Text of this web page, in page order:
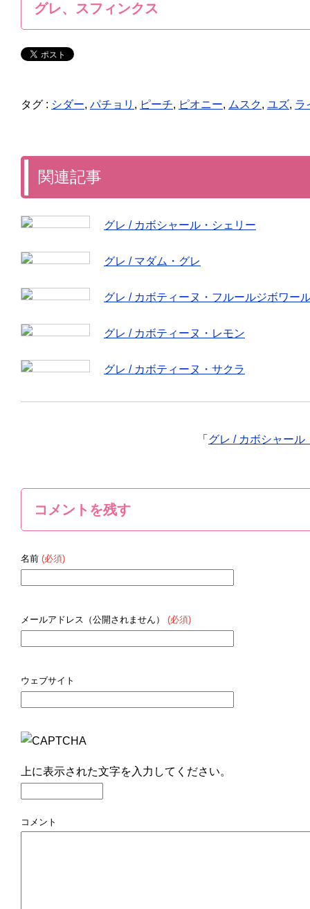
グレ、スフィンクス
タグ : シダー, パチョリ , ピーチ, ピオニー, ムスク, ユズ, ラ
関連記事
グレ / カボシャール・シェリー
グレ / マダム・グレ
グレ / カボティーヌ・フルールジボワー
グレ / カボティーヌ・レモン
グレ / カボティーヌ・サクラ
「 グレ / カボシャー
コメントを残す
名前 (必須)
メールアドレス（公開されません） (必須)
ウェブサイト
上に表示された文字を入力してください。
コメント